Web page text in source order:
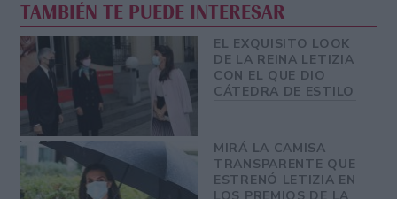
TAMBIÉN TE PUEDE INTERESAR
EL EXQUISITO LOOK
DE LA REINA LETIZIA
CON EL QUE DIO
CÁTEDRA DE ESTILO
MIRÁ LA CAMISA
TRANSPARENTE QUE
ESTRENÓ LETIZIA EN